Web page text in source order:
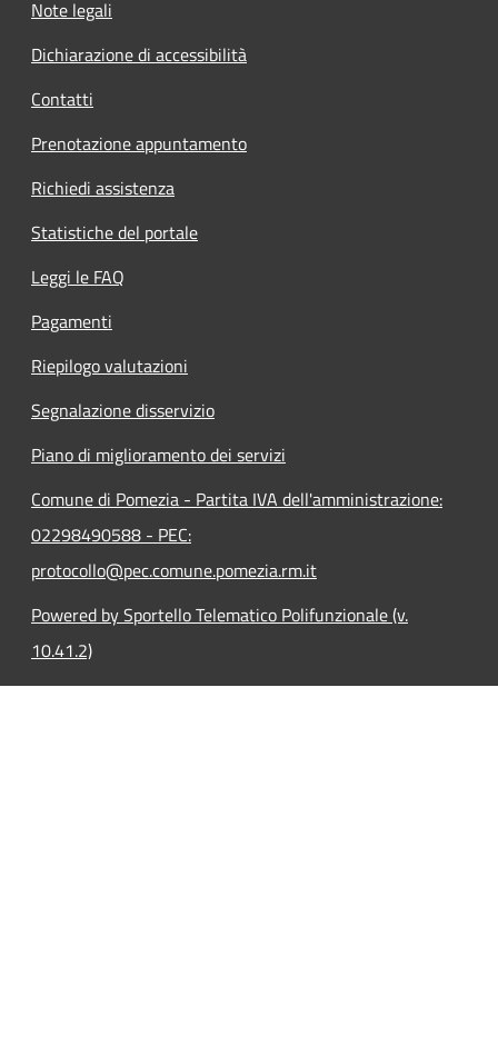
Note legali
Dichiarazione di accessibilità
Contatti
Prenotazione appuntamento
Richiedi assistenza
Statistiche del portale
Leggi le FAQ
Pagamenti
Riepilogo valutazioni
Segnalazione disservizio
Piano di miglioramento dei servizi
Comune di Pomezia - Partita IVA dell'amministrazione:
02298490588 - PEC:
protocollo@pec.comune.pomezia.rm.it
Powered by Sportello Telematico Polifunzionale (v.
10.41.2)